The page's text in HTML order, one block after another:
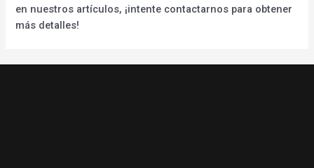
en nuestros artículos, ¡intente contactarnos para obtener
más detalles!